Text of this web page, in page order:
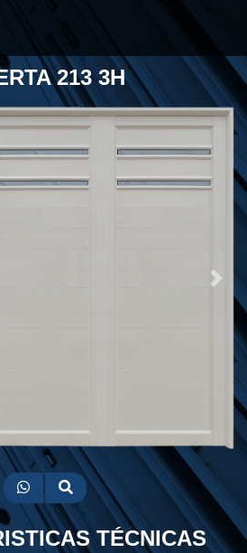
213 3H
Next
TÉCNICAS